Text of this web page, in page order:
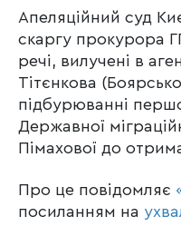
Апеляційний суд
скаргу прокурора
речі, вилучені в
Тітєнкова
підбурюванні
Державної
Пімахової до
Про це повідомляє
посиланням на